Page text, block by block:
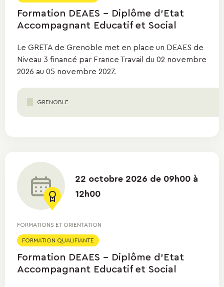
Formation DEAES - Diplôme d'Etat
Accompagnant Educatif et Social
Le GRETA de Grenoble met en place un DEAES de
Niveau 3 financé par France Travail du 02 novembre
2026 au 05 novembre 2027.
GRENOBLE
22 octobre 2026 de 09h00 à
12h00
FORMATIONS ET ORIENTATION
FORMATION QUALIFIANTE
Formation DEAES - Diplôme d'Etat
Accompagnant Educatif et Social